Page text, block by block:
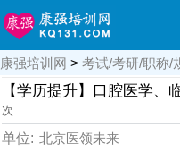
康强培训网 > 考试/考研/职称/
【学历提升】口腔医学、
次
单位: 北京医领未来